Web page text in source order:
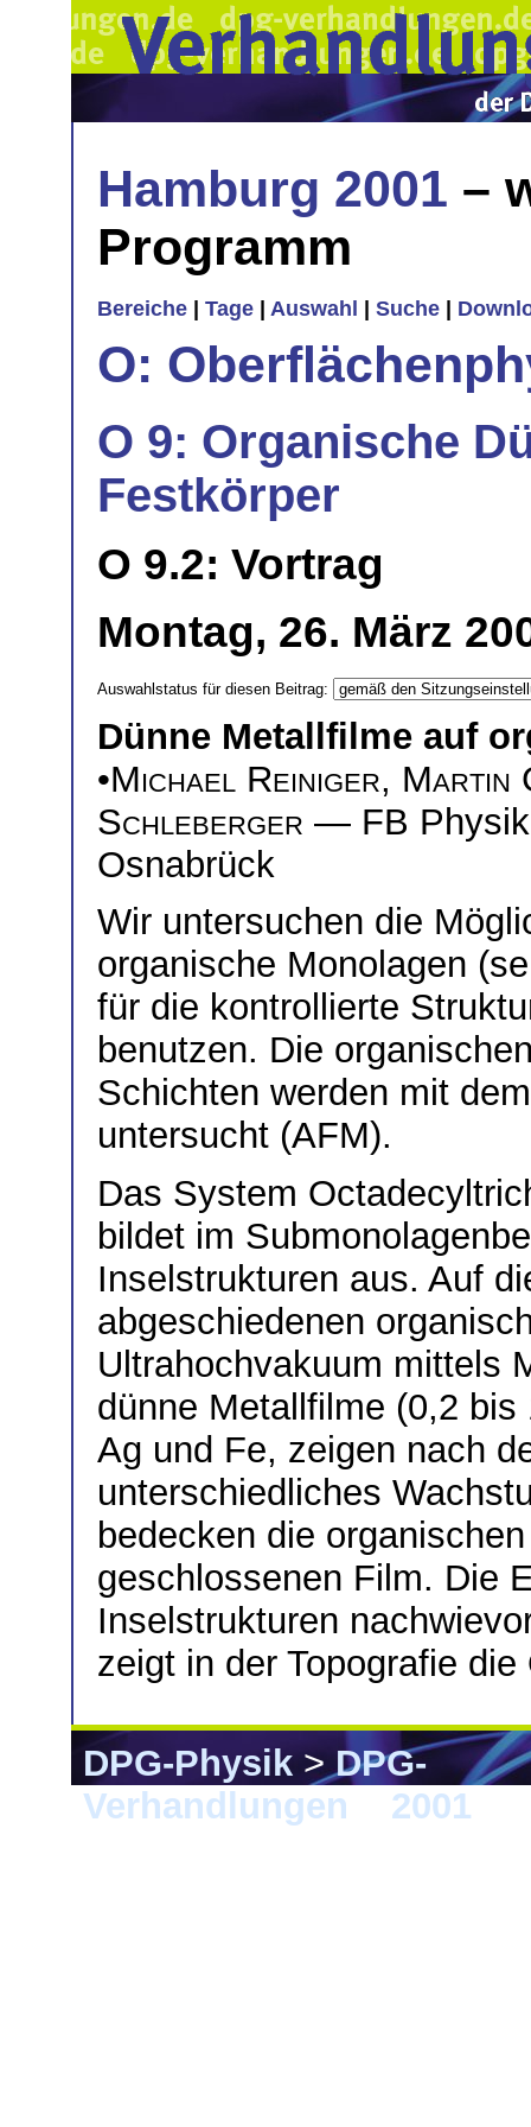
Hamburg 2001 –
Programm
Bereiche Tage Auswahl Suche
O:
O 9: Organische
Festkörper
O 9.2: Vortrag
Montag, 26. März
Auswahlstatus für diesen Beitrag:
Dünne Metallfilme auf
•Michael Reiniger, Martin
Schleberger — FB
Osnabrück
Wir untersuchen die
organische Monolagen
für die kontrollierte
benutzen. Die
Schichten werden mit
untersucht (AFM).
Das System
bildet im
Inselstrukturen aus. Auf
abgeschiedenen
Ultrahochvakuum mittels
dünne Metallfilme (0,2
Ag und Fe, zeigen nach
unterschiedliches
bedecken die
geschlossenen Film. Die
Inselstrukturen
zeigt in der Topografie
DPG-Physik>DPG-
Verhandlungen
2001